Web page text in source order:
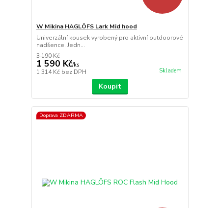
W Mikina HAGLÖFS Lark Mid hood
Univerzální kousek vyrobený pro aktivní outdoorové
nadšence. Jedn...
3 190 Kč
1 590 Kč/ks
1 314 Kč bez DPH Skladem
Koupit
Doprava ZDARMA